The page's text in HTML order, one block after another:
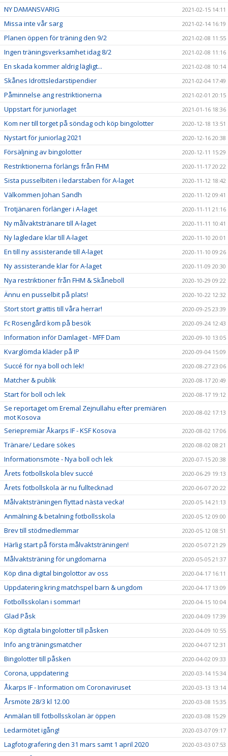
NY DAMANSVARIG 2021-02-15 14:11
Missa inte vår sarg 2021-02-14 16:19
Planen öppen för träning den 9/2 2021-02-08 11:55
Ingen träningsverksamhet idag 8/2 2021-02-08 11:16
En skada kommer aldrig lägligt... 2021-02-08 10:14
Skånes Idrottsledarstipendier 2021-02-04 17:49
Påminnelse ang restriktionerna 2021-02-01 20:15
Uppstart för juniorlaget 2021-01-16 18:36
Kom ner till torget på söndag och köp bingolotter 2020-12-18 13:51
Nystart för juniorlag 2021 2020-12-16 20:38
Försäljning av bingolotter 2020-12-11 15:29
Restriktionerna förlängs från FHM 2020-11-17 20:22
Sista pusselbiten i ledarstaben för A-laget 2020-11-12 18:42
Välkommen Johan Sandh 2020-11-12 09:41
Trotjänaren förlänger i A-laget 2020-11-11 21:16
Ny målvaktstränare till A-laget 2020-11-11 10:41
Ny lagledare klar till A-laget 2020-11-10 20:01
En till ny assisterande till A-laget 2020-11-10 09:26
Ny assisterande klar för A-laget 2020-11-09 20:30
Nya restriktioner från FHM & Skåneboll 2020-10-29 09:22
Ännu en pusselbit på plats! 2020-10-22 12:32
Stort stort grattis till våra herrar! 2020-09-25 23:39
Fc Rosengård kom på besök 2020-09-24 12:43
Information inför Damlaget - MFF Dam 2020-09-10 13:05
Kvarglömda kläder på IP 2020-09-04 15:09
Succé för nya boll och lek! 2020-08-27 23:06
Matcher & publik 2020-08-17 20:49
Start för boll och lek 2020-08-17 19:12
Se reportaget om Eremal Zejnullahu efter premiären
mot Kosova
2020-08-02 17:13
Seriepremiär Åkarps IF - KSF Kosova 2020-08-02 17:06
Tränare/ Ledare sökes 2020-08-02 08:21
Informationsmöte - Nya boll och lek 2020-07-15 20:38
Årets fotbollskola blev succé 2020-06-29 19:13
Årets fotbollskola är nu fulltecknad 2020-06-07 20:22
Målvaktsträningen flyttad nästa vecka! 2020-05-14 21:13
Anmälning & betalning fotbollsskola 2020-05-12 09:00
Brev till stödmedlemmar 2020-05-12 08:51
Härlig start på första målvaktsträningen! 2020-05-07 21:29
Målvaktsträning för ungdomarna 2020-05-05 21:37
Köp dina digital bingolottor av oss 2020-04-17 16:11
Uppdatering kring matchspel barn & ungdom 2020-04-17 13:09
Fotbollsskolan i sommar! 2020-04-15 10:04
Glad Påsk 2020-04-09 17:39
Köp digitala bingolotter till påsken 2020-04-09 10:55
Info ang träningsmatcher 2020-04-07 12:31
Bingolotter till påsken 2020-04-02 09:33
Corona, uppdatering 2020-03-14 15:34
Åkarps IF - Information om Coronaviruset 2020-03-13 13:14
Årsmöte 28/3 kl 12.00 2020-03-08 15:35
Anmälan till fotbollsskolan är öppen 2020-03-08 15:29
Ledarmötet igång! 2020-03-07 09:17
Lagfotografering den 31 mars samt 1 april 2020 2020-03-03 07:53